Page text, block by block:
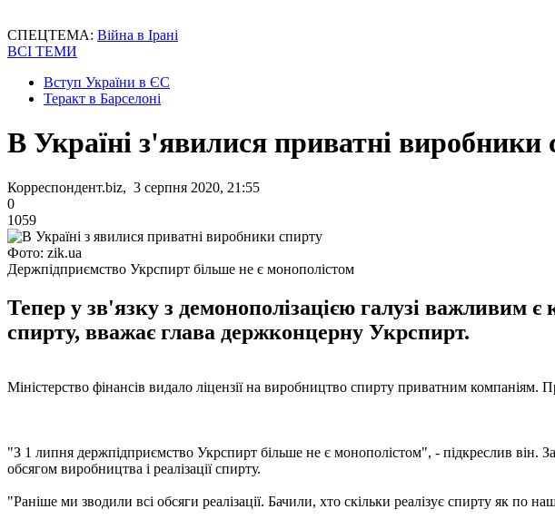
СПЕЦТЕМА: Війна в Ірані
ВСІ ТЕМИ
Вступ України в ЄС
Теракт в Барселоні
В Україні з'явилися приватні виробники
Корреспондент.biz, 3 серпня 2020, 21:55
0
1059
Фото: zik.ua
Держпідприємство Укрспирт більше не є монополістом
Тепер у зв'язку з демонополізацією галузі важливим
спирту, вважає глава держконцерну Укрспирт.
Міністерство фінансів видало ліцензії на виробництво спирту приватним компаніям.
"З 1 липня держпідприємство Укрспирт більше не є монополістом", - підкреслив він.
обсягом виробництва і реалізації спирту.
"Раніше ми зводили всі обсяги реалізації. Бачили, хто скільки реалізує спирту як по